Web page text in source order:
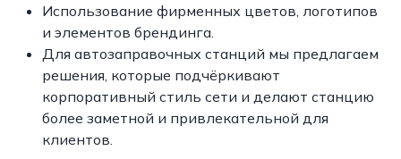
Использование фирменных цветов, логотипов
и элементов брендинга.
Для автозаправочных станций мы предлагаем
решения, которые подчёркивают
корпоративный стиль сети и делают станцию
более заметной и привлекательной для
клиентов.